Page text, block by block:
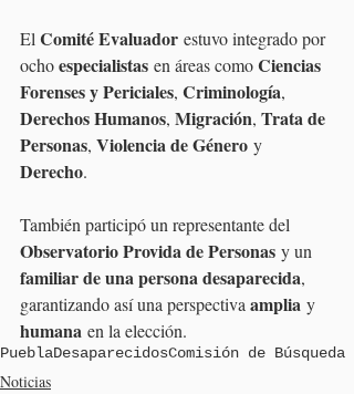
El Comité Evaluador estuvo integrado por
ocho especialistas en áreas como Ciencias
Forenses y Periciales, Criminología,
Derechos Humanos, Migración, Trata de
Personas, Violencia de Género y
Derecho.
También participó un representante del
Observatorio Provida de Personas y un
familiar de una persona desaparecida,
garantizando así una perspectiva amplia y
humana en la elección.
PueblaDesaparecidosComisión de Búsqueda
Noticias